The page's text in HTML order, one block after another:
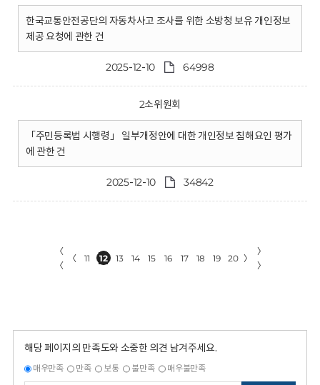
한국교통안전공단의 자동차사고 조사를 위한 소방청 보유 개인정보
제공 요청에 관한 건
2025-12-10 64998
2소위원회
「주민등록법 시행령」 일부개정안에 대한 개인정보 침해요인 평가
에 관한 건
2025-12-10 34842
〈
〈
〈 11 12 13 14 15 16 17 18 19 20 〉
〉
〉
해당 페이지의 만족도와 소중한 의견 남겨주세요.
매우만족 만족 보통 불만족 매우불만족